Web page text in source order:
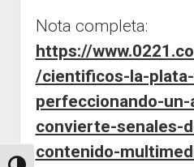
Nota completa:
https://
/cientificos-la-
perfeccionando-
convierte-senales-
contenido-